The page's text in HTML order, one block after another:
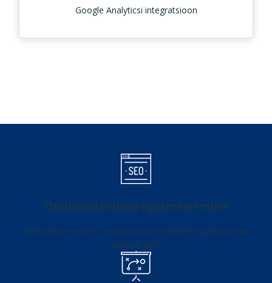
Google Analyticsi integratsioon
Otsimootoritele optimeerimine
Juhendame sind, et saaksid oma veebilehe optimeerida
parimal viisil